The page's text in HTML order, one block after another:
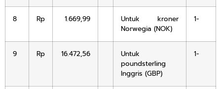
8 Rp 1.669,99
Untuk kroner
Norwegia (NOK)
1-
9 Rp 16.472,56
Untuk
poundsterling
Inggris (GBP)
1-